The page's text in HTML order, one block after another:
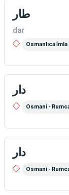
طار
dar
Osmanlıca
دار
Osmani -
دار
Osmani -